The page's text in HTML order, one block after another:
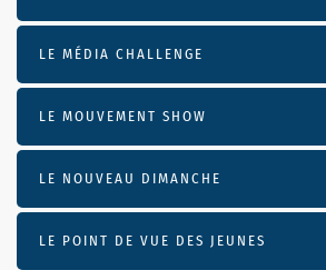
LE MÉDIA CHALLENGE
LE MOUVEMENT SHOW
LE NOUVEAU DIMANCHE
LE POINT DE VUE DES JEUNES